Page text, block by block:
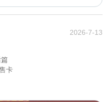
2026-7-13
卡